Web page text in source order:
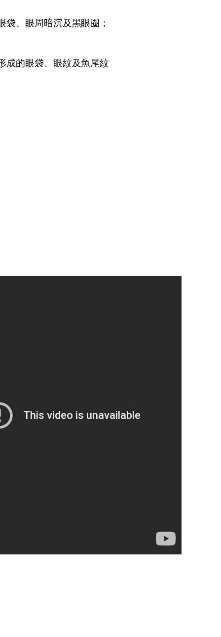
袋、眼周暗沉及黑眼圈；
成的眼袋、眼紋及魚尾紋